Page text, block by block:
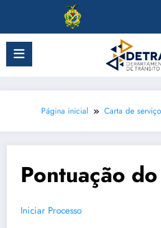
Pular
para
Página inicial Carta de
Pontuação
Iniciar Processo